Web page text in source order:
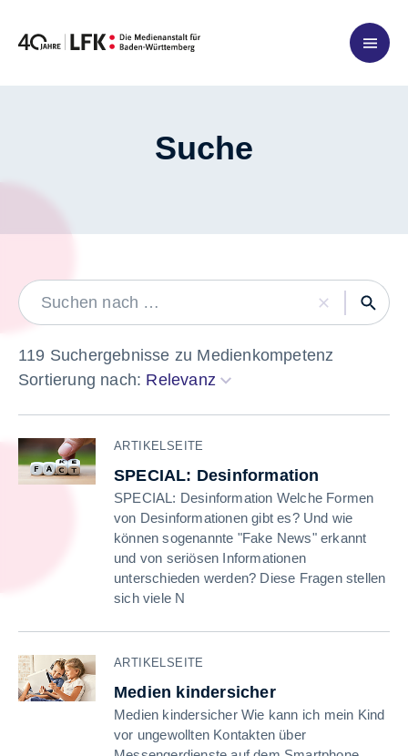
Zum Inhalt springen
Suche
LABEL
119 Suchergebnisse zu Medienkompetenz
Sortierung nach: Relevanz
ARTIKELSEITE
SPECIAL: Desinformation
SPECIAL: Desinformation Welche Formen
von Desinformationen gibt es? Und wie
können sogenannte "Fake News" erkannt
und von seriösen Informationen
unterschieden werden? Diese Fragen stellen
sich viele N
ARTIKELSEITE
Medien kindersicher
Medien kindersicher Wie kann ich mein Kind
vor ungewollten Kontakten über